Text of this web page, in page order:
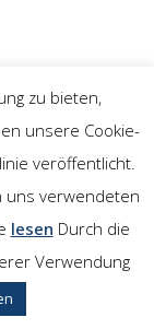
zu bieten,
unsere Cookie-
veröffentlicht.
uns verwendeten
lesen Durch die
Verwendung